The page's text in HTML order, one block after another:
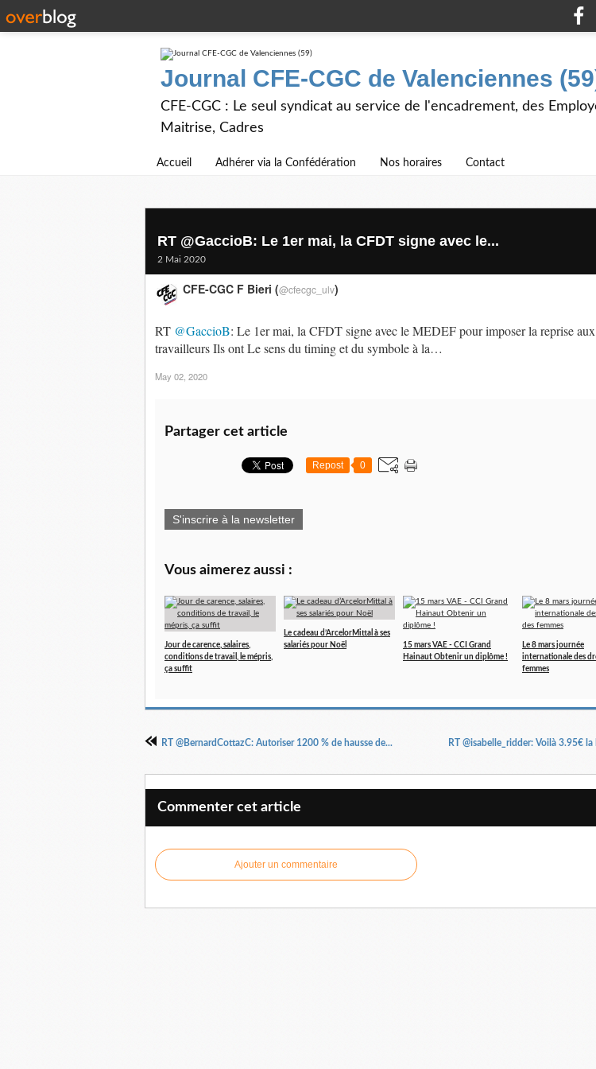
Journal CFE-CGC de Valenciennes
CFE-CGC : Le seul syndicat au service de l'encadrement, des
Maitrise, Cadres
Accueil Adhérer via la Confédération Nos horaires Contact
RT @GaccioB: Le 1er mai, la CFDT signe avec le...
2 Mai 2020
RT @GaccioB: Le 1er mai, la CFDT signe avec le MEDEF pour imposer la reprise aux
travailleurs Ils ont Le sens du timing et du symbole à la…
CFE-CGC F Bieri (@cfecgc_ulv)
May 02, 2020
Partager cet article
Repost 0
S'inscrire à la newsletter
Vous aimerez aussi :
Jour de carence, salaires,
conditions de travail, le mépris,
ça suffit
Le cadeau d’ArcelorMittal à ses
salariés pour Noël
15 mars VAE - CCI Grand
Hainaut Obtenir un diplôme !
Le 8 mars journée
internationale des
femmes
RT @BernardCottazC: Autoriser 1200 % de hausse de... RT @isabelle_ridder: Voilà 3.95€ la
Commenter cet article
Ajouter un commentaire